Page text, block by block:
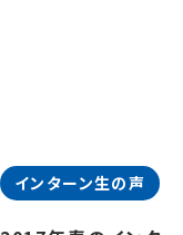
インターン生の声